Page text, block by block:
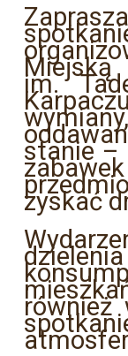
Miejską
im.
stanie –
zyskać
również